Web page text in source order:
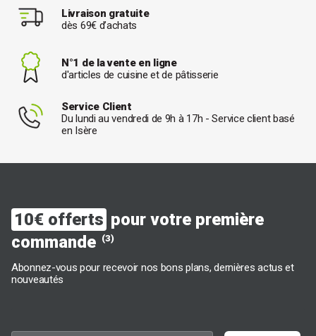
Livraison gratuite
dès 69€ d’achats
N°1 de la vente en ligne
d'articles de cuisine et de pâtisserie
Service Client
Du lundi au vendredi de 9h à 17h - Service client basé
en Isère
10€ offerts pour votre première
commande (3)
Abonnez-vous pour recevoir nos bons plans, dernières actus et
nouveautés